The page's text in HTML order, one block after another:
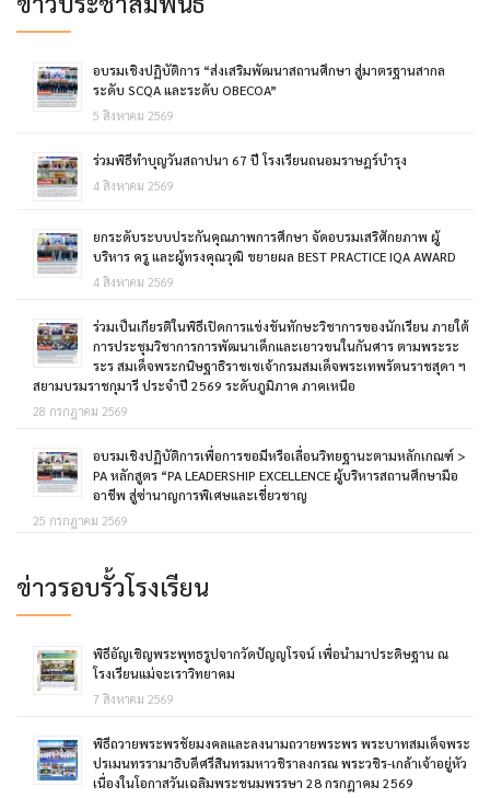
อบรมเชิงปฏิบัติการ “ส่งเสริมพัฒนาสถานศึกษา สู่มาตรฐานสากล
ระดับ SCQA และระดับ OBECOA”
5 สิงหาคม 2569
ร่วมพิธีทำบุญวันสถาปนา 67 ปี โรงเรียนถนอมราษฎร์บำรุง
4 สิงหาคม 2569
ยกระดับระบบประกันคุณภาพการศึกษา จัดอบรมเสริศักยภาพ ผู้
บริหาร ครู และผู้ทรงคุณวุฒิ ขยายผล BEST PRACTICE IQA AWARD
4 สิงหาคม 2569
ร่วมเป็นเกียรติในพิธีเปิดการแข่งขันทักษะวิชาการของนักเรียน ภายใต้
การประชุมวิชาการการพัฒนาเด็กและเยาวขนในกันศาร ตามพระระ
ระร สมเด็จพระกนิษฐาธิราชเชเจ้ากรมสมเด็จพระเทพรัตนราชสุดา ฯ
สยามบรมราชกุมารี ประจำปี 2569 ระดับภูมิภาค ภาคเหนือ
28 กรกฎาคม 2569
อบรมเชิงปฏิบัติการเพื่อการขอมีหรือเลื่อนวิทยฐานะตามหลักเกณฑ์ >
PA หลักสูตร “PA LEADERSHIP EXCELLENCE ผู้บริหารสถานศึกษามือ
อาชีพ สู่ซ่านาญการพิเศษและเชี่ยวชาญ
25 กรกฎาคม 2569
ข่าวรอบรั้วโรงเรียน
พิธีอัญเชิญพระพุทธรูปจากวัดปัญญโรจน์ เพื่อนำมาประดิษฐาน ณ
โรงเรียนแม่จะเราวิทยาคม
7 สิงหาคม 2569
พิธีถวายพระพรชัยมงคลและลงนามถวายพระพร พระบาทสมเด็จพระ
ปรเมนทรรามาธิบดีศรีสินทรมหาวชิราลงกรณ พระวชิร-เกล้าเจ้าอยู่หัว
เนื่องในโอกาสวันเฉลิมพระชนมพรรษา 28 กรกฎาคม 2569